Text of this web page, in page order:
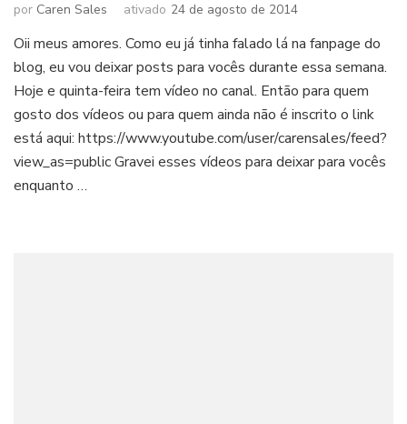
por Caren Sales ativado 24 de agosto de 2014
Oii meus amores. Como eu já tinha falado lá na fanpage do
blog, eu vou deixar posts para vocês durante essa semana.
Hoje e quinta-feira tem vídeo no canal. Então para quem
gosto dos vídeos ou para quem ainda não é inscrito o link
está aqui: https://www.youtube.com/user/carensales/feed?
view_as=public Gravei esses vídeos para deixar para vocês
enquanto …